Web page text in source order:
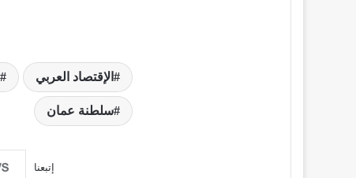
الإقتصاد العربي
سلطنة عمان
إتبعنا